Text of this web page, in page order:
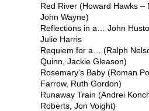
Red River (Howard Hawks –
John Wayne)
Reflections in a… John
Julie Harris
Requiem for a… (Ralph
Quinn, Jackie Gleason)
Rosemary’s Baby (Roman
Farrow, Ruth Gordon)
Runaway Train (Andrei
Roberts, Jon Voight)